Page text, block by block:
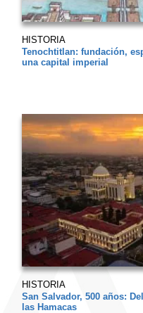
HISTORIA
Tenochtitlan: fundación,
una capital imperial
HISTORIA
San Salvador, 500 años:
las Hamacas